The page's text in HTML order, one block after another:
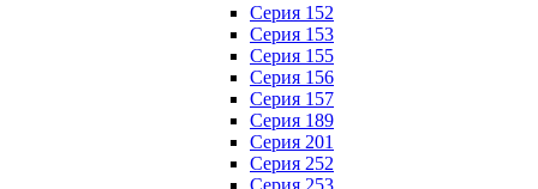
Серия 152
Серия 153
Серия 155
Серия 156
Серия 157
Серия 189
Серия 201
Серия 252
Серия 253